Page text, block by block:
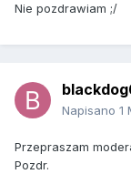
Nie pozdrawiam ;/
Napisano 1
Przepraszam
Pozdr.